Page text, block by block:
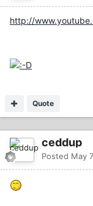
http://
Quote
ceddup
Posted May